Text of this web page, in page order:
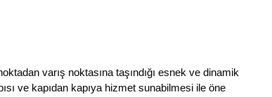
varış noktasına taşındığı esnek ve dinamik
ve kapıdan kapıya hizmet sunabilmesi ile öne